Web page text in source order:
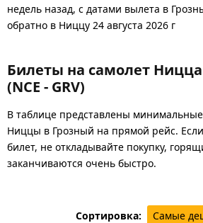
недель назад, с датами вылета в
обратно в Ниццу 24 августа 2026 г
Билеты на самолет
(NCE - GRV)
В таблице представлены
Ниццы в Грозный на прямой рейс.
билет, не откладывайте покупку,
заканчиваются очень быстро.
Сортировка: